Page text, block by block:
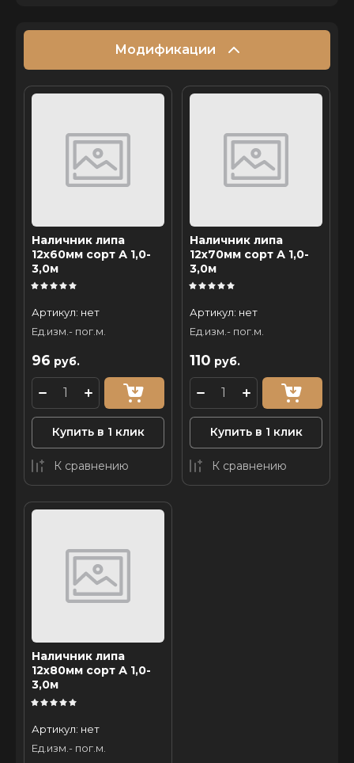
Модификации
Наличник липа
12х60мм сорт А 1,0-
3,0м
Артикул: нет
Ед.изм.- пог.м.
96 руб.
Купить в 1 клик
К сравнению
Наличник липа
12х70мм сорт А 1,0-
3,0м
Артикул: нет
Ед.изм.- пог.м.
110 руб.
Купить в 1 клик
К сравнению
Наличник липа
12х80мм сорт А 1,0-
3,0м
Артикул: нет
Ед.изм.- пог.м.